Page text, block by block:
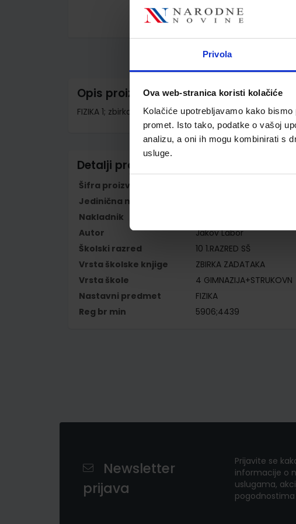
Privola
Ova web-stranica koristi kolačiće
Kolačiće upotrebljavamo kako
promet. Isto tako, podatke o vašoj
analizu, a oni ih mogu kombinirati s
usluge.
gallery
Opis proizvoda
FIZIKA 1; zbirka zadataka za 1. razred srednjih škola s
Detalji proizvoda
Šifra proizvoda
Jedinična mjera
Nakladnik
Autor
Jakov Labor
Školski razred
10 1.RAZRED SŠ
Vrsta školske knjige
ZBIRKA ZADATAKA
Vrsta škole
4 GIMNAZIJA+STRUKOVN
Nastavni predmet
FIZIKA
Reg br min
5906;4439
Newsletter
prijava
Prijavite se
informacije o
uslugama,
pogodnostima